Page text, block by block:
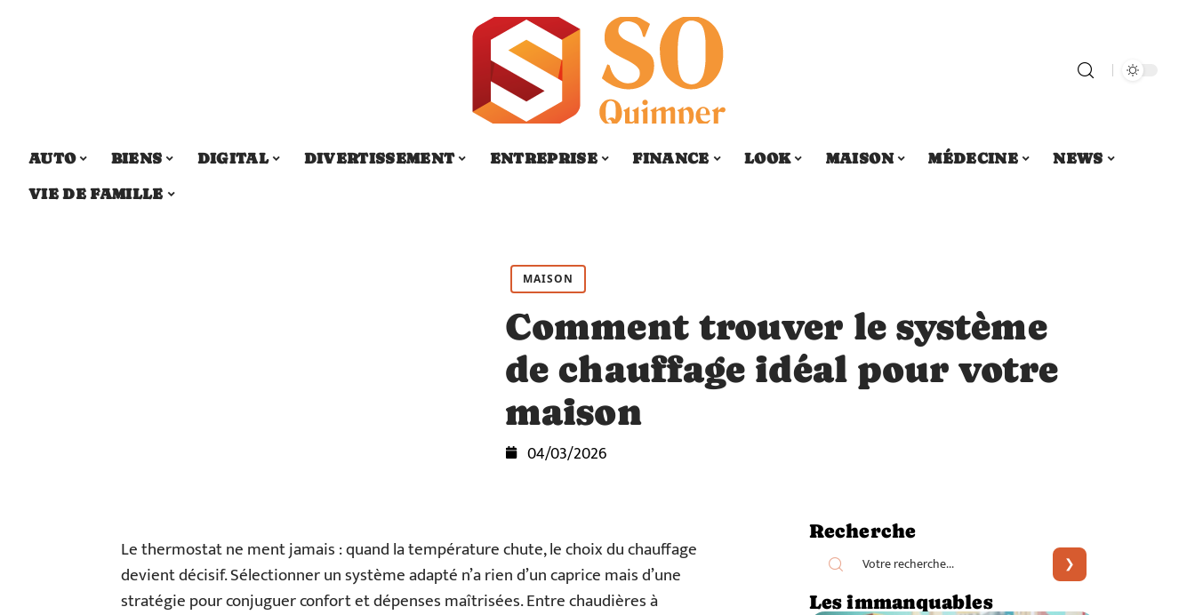
AUTO BIENS DIGITAL DIVERTISSEMENT ENTREPRISE FINANCE LOOK MAISON MÉDECINE
NEWS
VIE DE FAMILLE
MAISON
Comment trouver le système
de chauffage idéal pour votre
maison
04/03/2026
Le thermostat ne ment jamais : quand la température chute, le choix du chauffage
devient décisif. Sélectionner un système adapté n’a rien d’un caprice mais d’une
stratégie pour conjuguer confort et dépenses maîtrisées. Entre chaudières à
Recherche
Les immanquables